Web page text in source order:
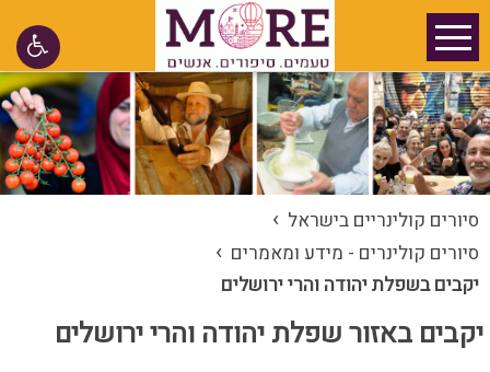
סיורים קולינריים בישראל ›
סיורים קולינרים - מידע ומאמרים ›
יקבים בשפלת יהודה והרי ירושלים
יקבים באזור שפלת יהודה והרי ירושלים